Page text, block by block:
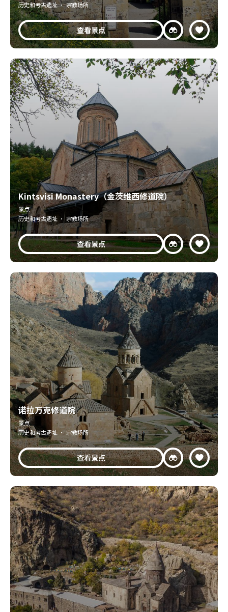
历史和考古遗址 · 宗教场所
查看景点
Kintsvisi Monastery（金茨维西修道院）
景点
历史和考古遗址 · 宗教场所
查看景点
诺拉万克修道院
景点
历史和考古遗址 · 宗教场所
查看景点